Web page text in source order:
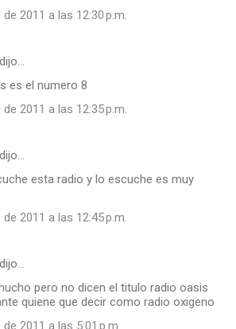
2011 a las 12:30 p.m.
es el numero 8
2011 a las 12:35 p.m.
esta radio y lo escuche es muy
2011 a las 12:45 p.m.
pero no dicen el titulo radio oasis
quiene que decir como radio oxigeno